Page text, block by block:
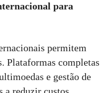
para
permitem
Plataformas completas
e gestão de